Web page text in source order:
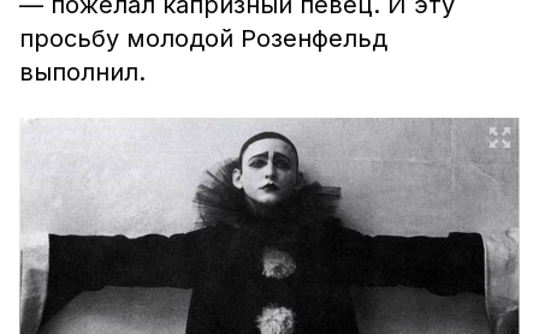
просьбу молодой Розенфельд
выполнил.